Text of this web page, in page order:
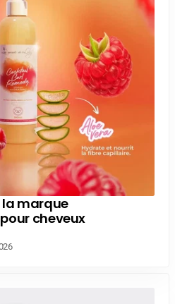
la marque
cheveux